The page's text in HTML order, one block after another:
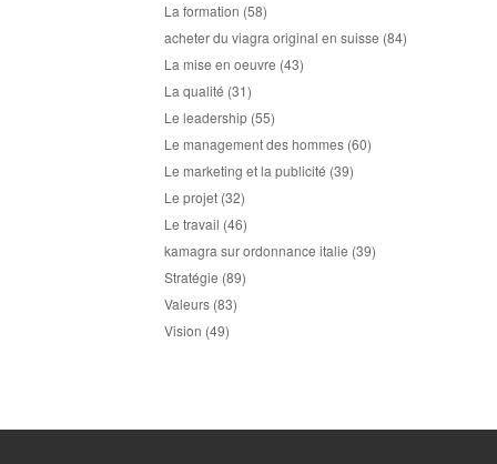
La formation (58)
acheter du viagra original en suisse (84)
La mise en oeuvre (43)
La qualité (31)
Le leadership (55)
Le management des hommes (60)
Le marketing et la publicité (39)
Le projet (32)
Le travail (46)
kamagra sur ordonnance italie (39)
Stratégie (89)
Valeurs (83)
Vision (49)